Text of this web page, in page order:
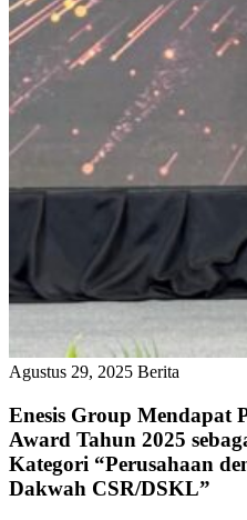
Agustus 29, 2025 Berita
Enesis Group Mendapat
Award Tahun 2025
Kategori “Perusahaan
Dakwah CSR/DSKL”